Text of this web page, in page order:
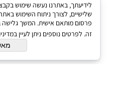
שלישיים, לצורך ניתוח השימוש
פרסום מותאם אישית. המשך
זה. לפרטים נוספים ניתן לעיין